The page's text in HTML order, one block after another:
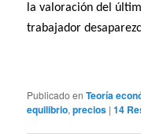
la valoración del
trabajador
Publicado en Teoría
equilibrio,precios |14